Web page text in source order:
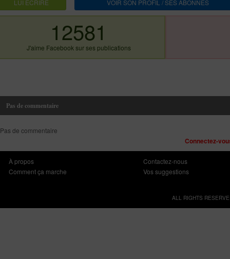
LUI ECRIRE VOIR SON PROFIL / SES ABONNES
12581
J'aime Facebook sur ses publications
Pas de commentaire
Pas de commentaire
Connectez-
À propos
Comment ça marche
Contactez-nous
Vos suggestions
ALL RIGHTS